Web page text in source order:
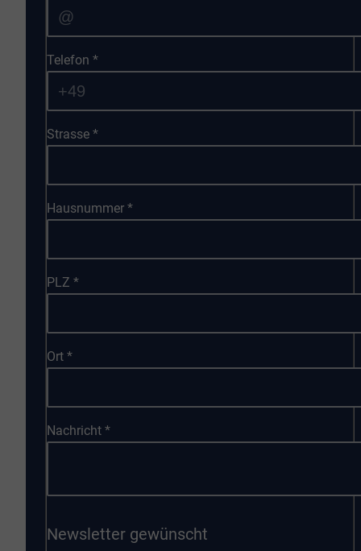
Telefon*
Strasse*
Hausnummer*
PLZ*
Ort*
Nachricht*
Newsletter gewünscht